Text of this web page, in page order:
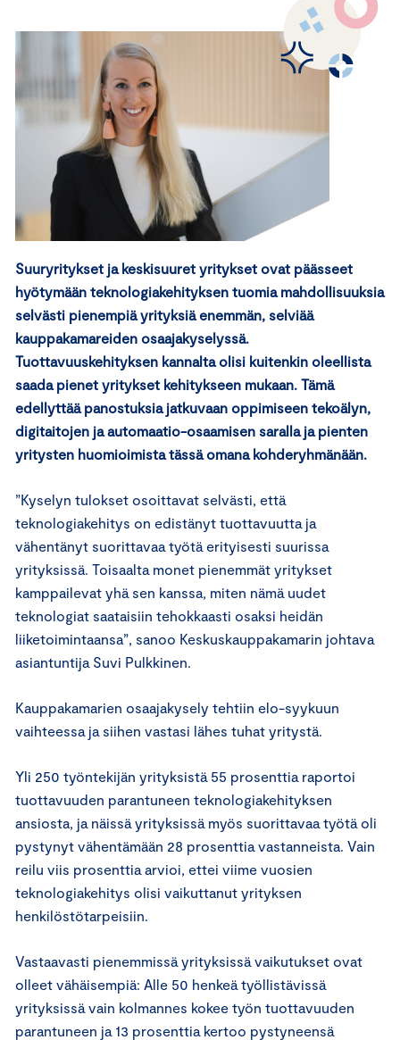
Suuryritykset ja keskisuuret yritykset ovat päässeet
hyötymään teknologiakehityksen tuomia mahdollisuuksia
selvästi pienempiä yrityksiä enemmän, selviää
kauppakamareiden osaajakyselyssä.
Tuottavuuskehityksen kannalta olisi kuitenkin oleellista
saada pienet yritykset kehitykseen mukaan. Tämä
edellyttää panostuksia jatkuvaan oppimiseen tekoälyn,
digitaitojen ja automaatio-osaamisen saralla ja pienten
yritysten huomioimista tässä omana kohderyhmänään.
”Kyselyn tulokset osoittavat selvästi, että
teknologiakehitys on edistänyt tuottavuutta ja
vähentänyt suorittavaa työtä erityisesti suurissa
yrityksissä. Toisaalta monet pienemmät yritykset
kamppailevat yhä sen kanssa, miten nämä uudet
teknologiat saataisiin tehokkaasti osaksi heidän
liiketoimintaansa”, sanoo Keskuskauppakamarin johtava
asiantuntija Suvi Pulkkinen.
Kauppakamarien osaajakysely tehtiin elo-syykuun
vaihteessa ja siihen vastasi lähes tuhat yritystä.
Yli 250 työntekijän yrityksistä 55 prosenttia raportoi
tuottavuuden parantuneen teknologiakehityksen
ansiosta, ja näissä yrityksissä myös suorittavaa työtä oli
pystynyt vähentämään 28 prosenttia vastanneista. Vain
reilu viis prosenttia arvioi, ettei viime vuosien
teknologiakehitys olisi vaikuttanut yrityksen
henkilöstötarpeisiin.
Vastaavasti pienemmissä yrityksissä vaikutukset ovat
olleet vähäisempiä: Alle 50 henkeä työllistävissä
yrityksissä vain kolmannes kokee työn tuottavuuden
parantuneen ja 13 prosenttia kertoo pystyneensä